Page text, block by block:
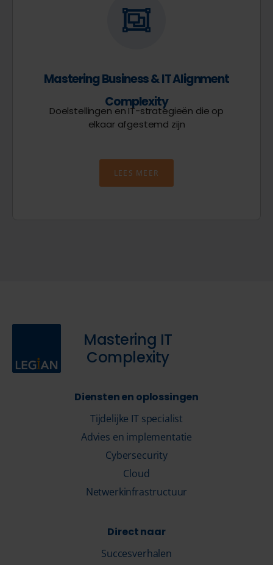
Mastering Business & IT Alignment
Complexity
Doelstellingen en IT-strategieën die op
elkaar afgestemd zijn
LEES MEER
Mastering IT
Complexity
Diensten en oplossingen
Tijdelijke IT specialist
Advies en implementatie
Cybersecurity
Cloud
Netwerkinfrastructuur
Direct naar
Succesverhalen